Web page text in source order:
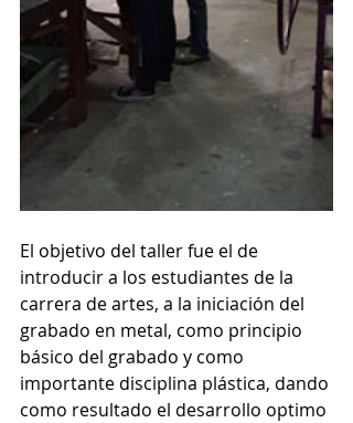
El objetivo del taller fue el de
introducir a los estudiantes de la
carrera de artes, a la iniciación del
grabado en metal, como principio
básico del grabado y como
importante disciplina plástica, dando
como resultado el desarrollo optimo